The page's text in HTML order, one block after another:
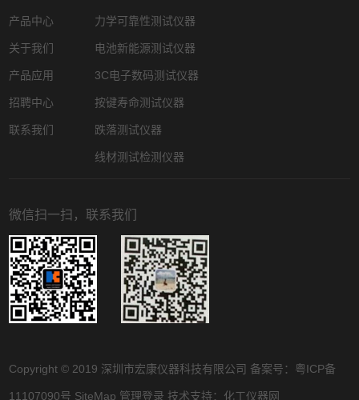
产品中心
关于我们
产品应用
招聘中心
联系我们
力学可靠性测试仪器
电池新能源测试仪器
3C电子数码测试仪器
按键寿命测试仪器
跌落测试仪器
线材测试检测仪器
微信扫一扫，联系我们
Copyright © 2019 深圳市宏康仪器科技有限公司 备案号： 粤ICP备
11107090号 SiteMap 管理登录 技术支持： 化工仪器网